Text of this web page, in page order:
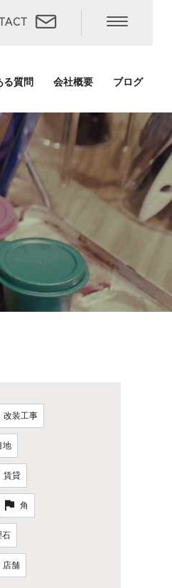
る質問 会社概要 ブログ
改装工事
地
賃貸
角
石
店舗